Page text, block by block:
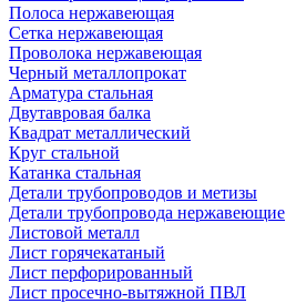
Полоса нержавеющая
Сетка нержавеющая
Проволока нержавеющая
Черный металлопрокат
Арматура стальная
Двутавровая балка
Квадрат металлический
Круг стальной
Катанка стальная
Детали трубопроводов и метизы
Детали трубопровода нержавеющие
Листовой металл
Лист горячекатаный
Лист перфорированный
Лист просечно-вытяжной ПВЛ